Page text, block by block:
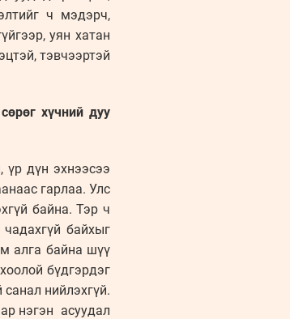
ч мэдэрч,
уян хатан
тэвчээртэй
хүчний дуу
үр дүн эхнээсээ
гарлаа. Улс
байна. Тэр ч
байхыг
алга байна шүү
бүдгэрдэг
санал нийлэхгүй.
нэгэн асуудал